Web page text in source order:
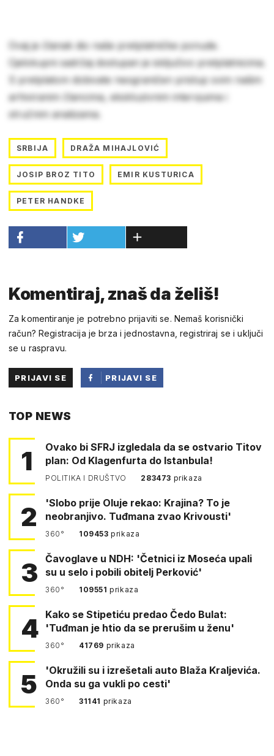
Ovaj je članak dio naše pretplatničke ponude.
Cjelokupni sadržaj dostupan je isključivo pretplatnicima.
S pretplatom dobivate neograničen pristup svim našim
arhiviranim člancima, ekskluzivnim intervjuima i
stručnim analizama.
SRBIJA DRAŽA MIHAJLOVIĆ
JOSIP BROZ TITO EMIR KUSTURICA
PETER HANDKE
Komentiraj, znaš da želiš!
Za komentiranje je potrebno prijaviti se. Nemaš korisnički
račun? Registracija je brza i jednostavna, registriraj se i uključi
se u raspravu.
PRIJAVI SE
PRIJAVI SE
TOP NEWS
1
Ovako bi SFRJ izgledala da se ostvario Titov
plan: Od Klagenfurta do Istanbula!
POLITIKA I DRUŠTVO 283473 prikaza
2
'Slobo prije Oluje rekao: Krajina? To je
neobranjivo. Tuđmana zvao Krivousti'
360° 109453prikaza
3
Čavoglave u NDH: 'Četnici iz Moseća upali
su u selo i pobili obitelj Perković'
360° 109551prikaza
4 Kako se Stipetiću predao Čedo Bulat:
'Tuđman je htio da se prerušim u ženu'
360° 41769 prikaza
5
'Okružili su i izrešetali auto Blaža Kraljevića.
Onda su ga vukli po cesti'
360° 31141 prikaza